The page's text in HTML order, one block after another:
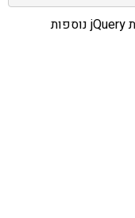
אנו ממשיכים ללמוד פונקציות jQuery נוספות